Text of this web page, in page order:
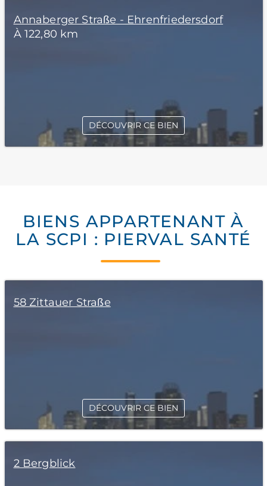
Annaberger Straße - Ehrenfriedersdorf
À 122,80 km
DÉCOUVRIR CE BIEN
BIENS APPARTENANT À
LA SCPI : PIERVAL SANTÉ
58 Zittauer Straße
DÉCOUVRIR CE BIEN
2 Bergblick